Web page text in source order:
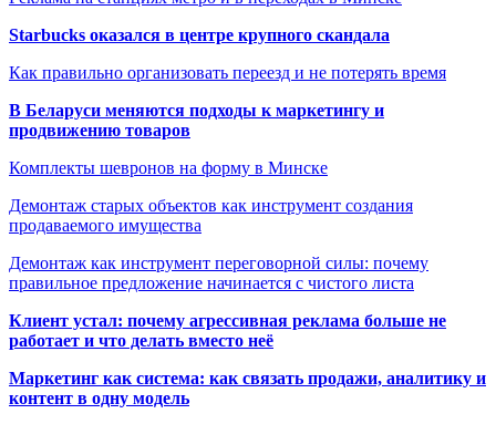
Starbucks оказался в центре крупного скандала
Как правильно организовать переезд и не потерять время
В Беларуси меняются подходы к маркетингу и
продвижению товаров
Комплекты шевронов на форму в Минске
Демонтаж старых объектов как инструмент создания
продаваемого имущества
Демонтаж как инструмент переговорной силы: почему
правильное предложение начинается с чистого листа
Клиент устал: почему агрессивная реклама больше не
работает и что делать вместо неё
Маркетинг как система: как связать продажи, аналитику и
контент в одну модель